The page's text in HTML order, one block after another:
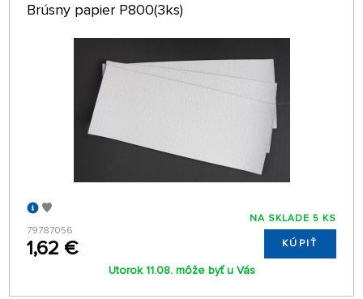
Brúsny papier P800(3ks)
79787056
1,62 €
NA SKLADE 5 KS
KÚPIŤ
Utorok 11.08. môže byť u Vás